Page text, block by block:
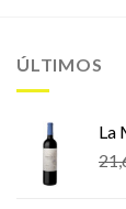
ÚLTIMOS
La